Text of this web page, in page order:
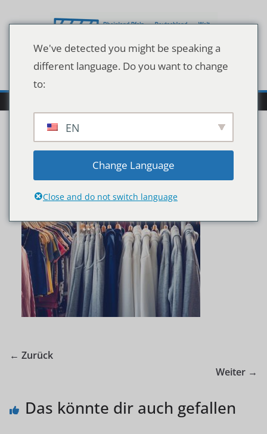
Inhalt
shutterstock_528730540
← Zurück
Weiter →
Das könnte dir auch gefallen
We've detected you might be speaking a
different language. Do you want to change
to:
EN
Change Language
Close and do not switch language